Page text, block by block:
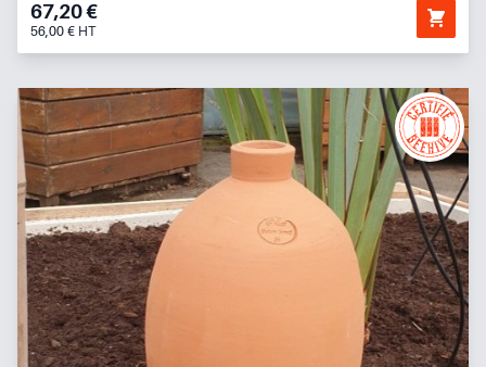
67,20 €
56,00 € HT